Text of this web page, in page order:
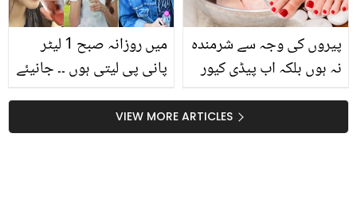
میں روزانہ صبح 1 لیٹر
پانی پی لیتی ہوں ۔۔ جانیئے
اتنا زیادہ استعمال کر کے
کون سے فوائد حاصل کرتی
پیروں کی وجہ سے شرمندہ
نہ ہوں بلکہ اب پیڈی کیور
صرف ایک کپ گرم پانی
میں یہ چیز مکس کریں اور
VIEW MORE ARTICLES